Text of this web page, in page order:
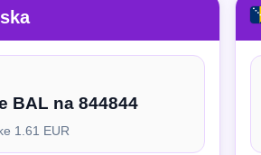
BAL na 844844
1.61 EUR